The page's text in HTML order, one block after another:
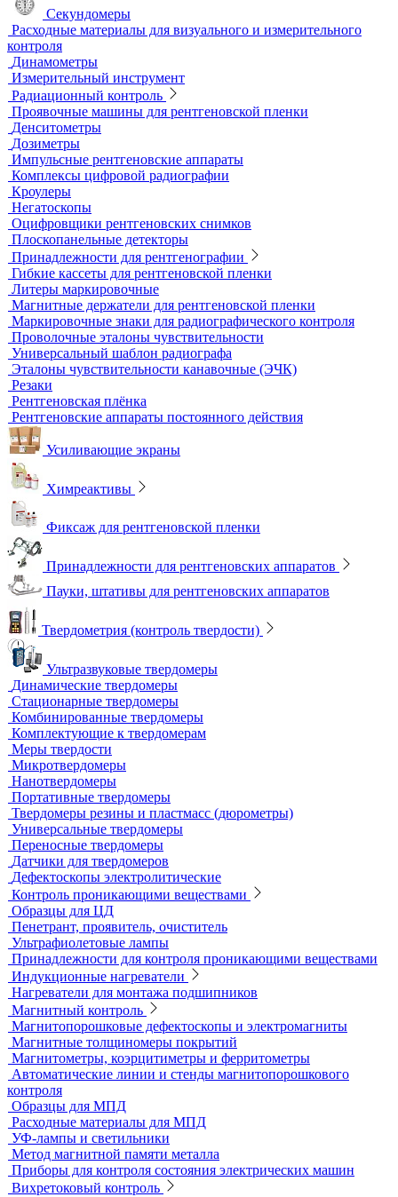
Высокоскоростные камеры
Измерители шероховатости
Испытательные динамометрические стенды
Лупы
Микроскопы
Образцы шероховатости поверхности
Принадлежности для визуального и измерительного
контроля
Рулетки измерительные
Секундомеры
Расходные материалы для визуального и измерительного
контроля
Динамометры
Измерительный инструмент
Радиационный контроль
Проявочные машины для рентгеновской пленки
Денситометры
Дозиметры
Импульсные рентгеновские аппараты
Комплексы цифровой радиографии
Кроулеры
Негатоскопы
Оцифровщики рентгеновских снимков
Плоскопанельные детекторы
Принадлежности для рентгенографии
Гибкие кассеты для рентгеновской пленки
Литеры маркировочные
Магнитные держатели для рентгеновской пленки
Маркировочные знаки для радиографического контроля
Проволочные эталоны чувствительности
Универсальный шаблон радиографа
Эталоны чувствительности канавочные (ЭЧК)
Резаки
Рентгеновская плёнка
Рентгеновские аппараты постоянного действия
Химреактивы
Фиксаж для рентгеновской пленки
Принадлежности для рентгеновских аппаратов
Пауки, штативы для рентгеновских аппаратов
Твердометрия (контроль твердости)
Ультразвуковые твердомеры
Динамические твердомеры
Стационарные твердомеры
Комбинированные твердомеры
Комплектующие к твердомерам
Меры твердости
Микротвердомеры
Нанотвердомеры
Портативные твердомеры
Твердомеры резины и пластмасс (дюрометры)
Универсальные твердомеры
Переносные твердомеры
Датчики для твердомеров
Дефектоскопы электролитические
Контроль проникающими веществами
Образцы для ЦД
Пенетрант, проявитель, очиститель
Ультрафиолетовые лампы
Принадлежности для контроля проникающими веществами
Индукционные нагреватели
Нагреватели для монтажа подшипников